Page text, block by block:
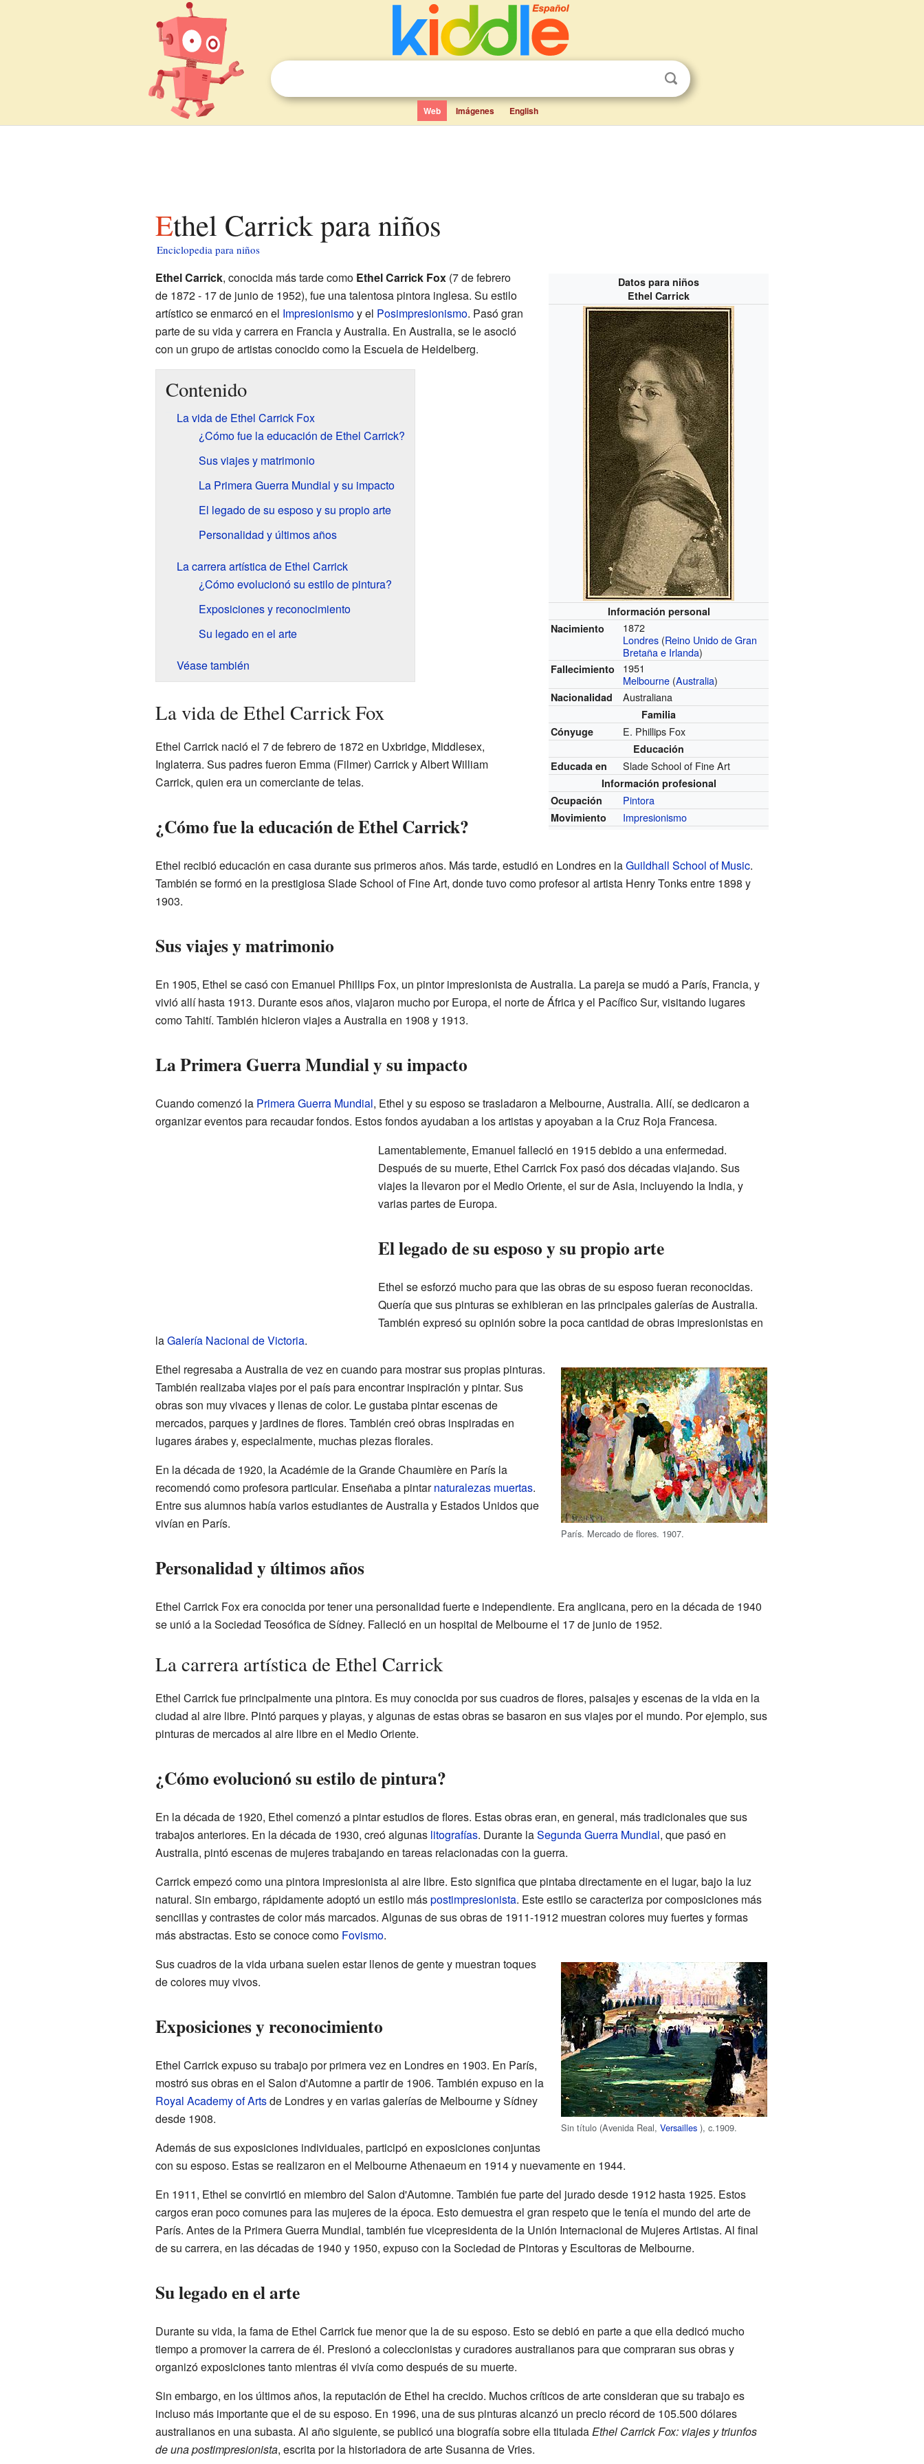
Web Imágenes English
Ethel Carrick para niños
Enciclopedia para niños
Datos para niños
Ethel Carrick
Información personal
Nacimiento
1872
Londres (Reino Unido de Gran
Bretaña e Irlanda)
Fallecimiento
1951
Melbourne (Australia)
Nacionalidad Australiana
Familia
Cónyuge
E. Phillips Fox
Educación
Educada en
Slade School of Fine Art
Información profesional
Ocupación
Pintora
Movimiento Impresionismo
Ethel Carrick, conocida más tarde como Ethel Carrick Fox(7 de febrero
de 1872 - 17 de junio de 1952), fue una talentosa pintora inglesa. Su estilo
artístico se enmarcó en el Impresionismoy el Posimpresionismo. Pasó gran
parte de su vida y carrera en Francia y Australia. En Australia, se le asoció
con un grupo de artistas conocido como la Escuela de Heidelberg.
Contenido
La vida de Ethel Carrick Fox
¿Cómo fue la educación de Ethel Carrick?
Sus viajes y matrimonio
La Primera Guerra Mundial y su impacto
El legado de su esposo y su propio arte
Personalidad y últimos años
La carrera artística de Ethel Carrick
¿Cómo evolucionó su estilo de pintura?
Exposiciones y reconocimiento
Su legado en el arte
Véase también
La vida de Ethel Carrick Fox
Ethel Carrick nació el 7 de febrero de 1872 en Uxbridge, Middlesex,
Inglaterra. Sus padres fueron Emma (Filmer) Carrick y Albert William
Carrick, quien era un comerciante de telas.
¿Cómo fue la educación de Ethel Carrick?
Ethel recibió educación en casa durante sus primeros años. Más tarde, estudió en Londres en laGuildhall School of Music.
También se formó en la prestigiosa Slade School of Fine Art, donde tuvo como profesor al artista Henry Tonks entre 1898 y
1903.
Sus viajes y matrimonio
En 1905, Ethel se casó con Emanuel Phillips Fox, un pintor impresionista de Australia. La pareja se mudó a París, Francia, y
vivió allí hasta 1913. Durante esos años, viajaron mucho por Europa, el norte de África y el Pacífico Sur, visitando lugares
como Tahití. También hicieron viajes a Australia en 1908 y 1913.
La Primera Guerra Mundial y su impacto
Cuando comenzó la Primera Guerra Mundial, Ethel y su esposo se trasladaron a Melbourne, Australia. Allí, se dedicaron a
organizar eventos para recaudar fondos. Estos fondos ayudaban a los artistas y apoyaban a la Cruz Roja Francesa.
Lamentablemente, Emanuel falleció en 1915 debido a una enfermedad.
Después de su muerte, Ethel Carrick Fox pasó dos décadas viajando. Sus
viajes la llevaron por el Medio Oriente, el sur de Asia, incluyendo la India, y
varias partes de Europa.
El legado de su esposo y su propio arte
Ethel se esforzó mucho para que las obras de su esposo fueran reconocidas.
Quería que sus pinturas se exhibieran en las principales galerías de Australia.
También expresó su opinión sobre la poca cantidad de obras impresionistas en
laGalería Nacional de Victoria.
París. Mercado de flores. 1907.
Ethel regresaba a Australia de vez en cuando para mostrar sus propias pinturas.
También realizaba viajes por el país para encontrar inspiración y pintar. Sus
obras son muy vivaces y llenas de color. Le gustaba pintar escenas de
mercados, parques y jardines de flores. También creó obras inspiradas en
lugares árabes y, especialmente, muchas piezas florales.
En la década de 1920, la Académie de la Grande Chaumière en París la
recomendó como profesora particular. Enseñaba a pintarnaturalezas muertas.
Entre sus alumnos había varios estudiantes de Australia y Estados Unidos que
vivían en París.
Personalidad y últimos años
Ethel Carrick Fox era conocida por tener una personalidad fuerte e independiente. Era anglicana, pero en la década de 1940
se unió a la Sociedad Teosófica de Sídney. Falleció en un hospital de Melbourne el 17 de junio de 1952.
La carrera artística de Ethel Carrick
Ethel Carrick fue principalmente una pintora. Es muy conocida por sus cuadros de flores, paisajes y escenas de la vida en la
ciudad al aire libre. Pintó parques y playas, y algunas de estas obras se basaron en sus viajes por el mundo. Por ejemplo, sus
pinturas de mercados al aire libre en el Medio Oriente.
¿Cómo evolucionó su estilo de pintura?
En la década de 1920, Ethel comenzó a pintar estudios de flores. Estas obras eran, en general, más tradicionales que sus
trabajos anteriores. En la década de 1930, creó algunas litografías. Durante laSegunda Guerra Mundial, que pasó en
Australia, pintó escenas de mujeres trabajando en tareas relacionadas con la guerra.
Carrick empezó como una pintora impresionista al aire libre. Esto significa que pintaba directamente en el lugar, bajo la luz
natural. Sin embargo, rápidamente adoptó un estilo máspostimpresionista. Este estilo se caracteriza por composiciones más
sencillas y contrastes de color más marcados. Algunas de sus obras de 1911-1912 muestran colores muy fuertes y formas
más abstractas. Esto se conoce como Fovismo.
Sin título (Avenida Real,Versailles ), c.1909.
Sus cuadros de la vida urbana suelen estar llenos de gente y muestran toques
de colores muy vivos.
Exposiciones y reconocimiento
Ethel Carrick expuso su trabajo por primera vez en Londres en 1903. En París,
mostró sus obras en el Salon d'Automne a partir de 1906. También expuso en la
Royal Academy of Artsde Londres y en varias galerías de Melbourne y Sídney
desde 1908.
Además de sus exposiciones individuales, participó en exposiciones conjuntas
con su esposo. Estas se realizaron en el Melbourne Athenaeum en 1914 y nuevamente en 1944.
En 1911, Ethel se convirtió en miembro del Salon d'Automne. También fue parte del jurado desde 1912 hasta 1925. Estos
cargos eran poco comunes para las mujeres de la época. Esto demuestra el gran respeto que le tenía el mundo del arte de
París. Antes de la Primera Guerra Mundial, también fue vicepresidenta de la Unión Internacional de Mujeres Artistas. Al final
de su carrera, en las décadas de 1940 y 1950, expuso con la Sociedad de Pintoras y Escultoras de Melbourne.
Su legado en el arte
Durante su vida, la fama de Ethel Carrick fue menor que la de su esposo. Esto se debió en parte a que ella dedicó mucho
tiempo a promover la carrera de él. Presionó a coleccionistas y curadores australianos para que compraran sus obras y
organizó exposiciones tanto mientras él vivía como después de su muerte.
Sin embargo, en los últimos años, la reputación de Ethel ha crecido. Muchos críticos de arte consideran que su trabajo es
incluso más importante que el de su esposo. En 1996, una de sus pinturas alcanzó un precio récord de 105.500 dólares
australianos en una subasta. Al año siguiente, se publicó una biografía sobre ella tituladaEthel Carrick Fox: viajes y triunfos
de una postimpresionista, escrita por la historiadora de arte Susanna de Vries.